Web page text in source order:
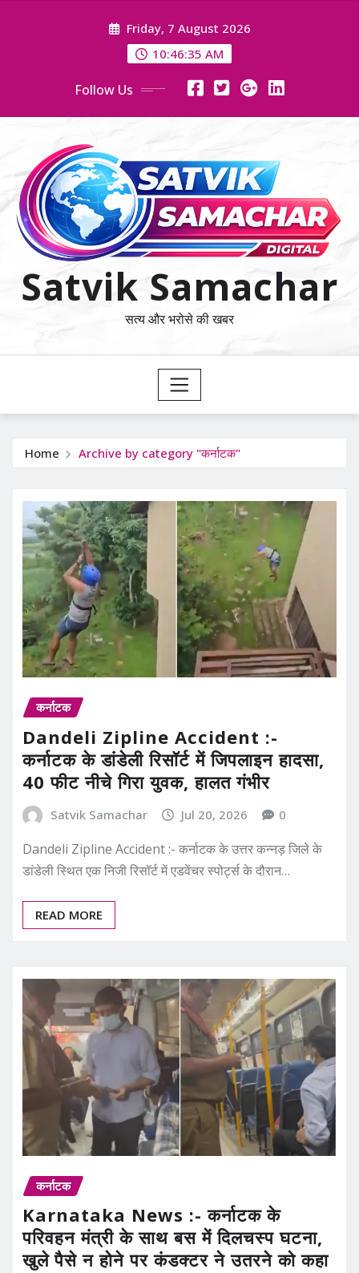
Friday, 7 August 2026
10:46:36 AM
Follow Us
Satvik Samachar
सत्य और भरोसे की खबर
Home Archive by category "कर्नाटक"
कर्नाटक
Dandeli Zipline Accident :-
कर्नाटक के डांडेली रिसॉर्ट में जिपलाइन हादसा,
40 फीट नीचे गिरा युवक, हालत गंभीर
Satvik Samachar Jul 20, 2026 0
Dandeli Zipline Accident :- कर्नाटक के उत्तर कन्नड़ जिले के
डांडेली स्थित एक निजी रिसॉर्ट में एडवेंचर स्पोर्ट्स के दौरान…
READ MORE
कर्नाटक
Karnataka News :- कर्नाटक के
परिवहन मंत्री के साथ बस में दिलचस्प घटना,
खुले पैसे न होने पर कंडक्टर ने उतरने को कहा